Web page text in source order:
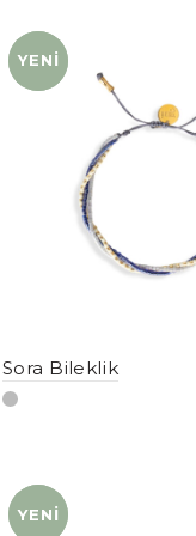
YENI
YENI
Sora Bileklik
YENI
YENI